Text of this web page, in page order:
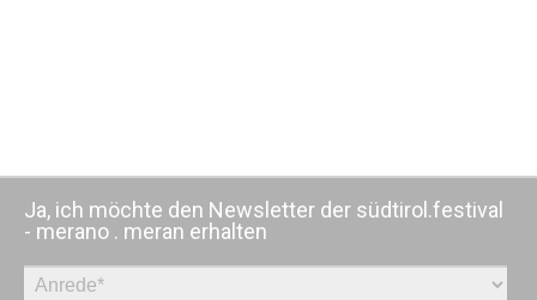
Ja, ich möchte den Newsletter der südtirol.festival
- merano . meran erhalten